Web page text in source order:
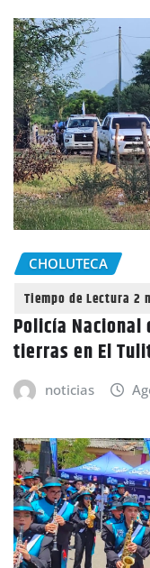
CHOLUTECA
Policía Nacional
tierras en El
noticias